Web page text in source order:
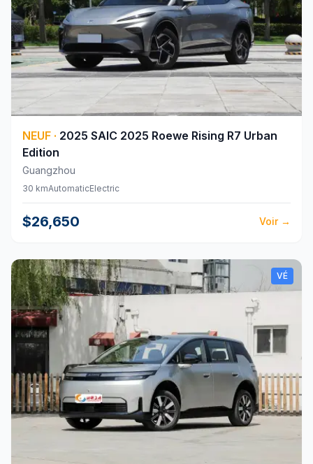
NEUF · 2025 SAIC 2025 Roewe Rising R7 Urban
Edition
Guangzhou
30 kmAutomaticElectric
$26,650 Voir→
VÉ